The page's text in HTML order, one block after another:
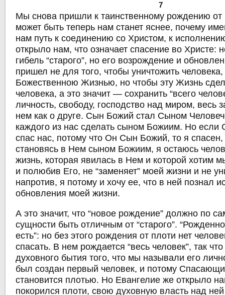
7
Мы снова пришли к таинственному рождению
может быть теперь нам станет яснее, почему
нам путь к соединению со Христом, к
открыло нам, что означает спасение во Христе:
гибель “старого”, но его возрождение и
пришел не для того, чтобы уничтожить человека,
Божественною Жизнью, но чтобы эту Жизнь
человека, а это значит — сохранить “всего
личность, свободу, господство над миром, весь
нем как о друге. Сын Божий стал Сыном
каждого из нас сделать сыном Божиим. Но если
спас нас, потому что Он Сын Божий, то я спасен,
становясь в Нем сыном Божиим, я остаюсь
жизнь, которая явилась в Нем и которой хотим
и полюбив Его, не “заменяет” моей жизни и не
напротив, я потому и хочу ее, что в ней познал
обновления моей жизни.
А это значит, что “новое рождение” должно по
сущности быть отличным от “старого”.
есть”: но без этого рождения от плоти нет
спасать. В нем рождается “весь человек”, так
духовного бытия того, что мы называли его
был создан первый человек, и потому
становится плотью. Но Евангелие же открыло
покорился плоти, свою духовную власть над